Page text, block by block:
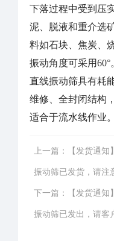
下落过程中受到压
泥、脱液和重介选
料如石块、焦炭、
振动角度可采用60°
直线振动筛具有耗
维修、全封闭结构
适合于流水线作业。
上一篇： 【发货通
振动筛已发货，请注
下一篇： 【发货通
振动筛已发出，请客